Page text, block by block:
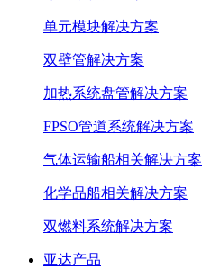
单元模块解决方案
双壁管解决方案
加热系统盘管解决方案
FPSO管道系统解决方案
气体运输船相关解决方案
化学品船相关解决方案
双燃料系统解决方案
亚达产品